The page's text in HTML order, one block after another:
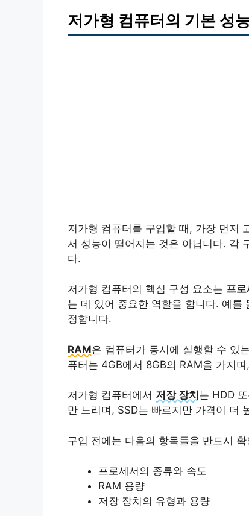
저가형 컴퓨터의 기본 성
저가형 컴퓨터를 구입할 때, 가장 먼저
서 성능이 떨어지는 것은 아닙니다. 각
다.
저가형 컴퓨터의 핵심 구성 요소는 프로
는 데 있어 중요한 역할을 합니다. 예를
정합니다.
RAM은 컴퓨터가 동시에 실행할 수 있
퓨터는 4GB에서 8GB의 RAM을 가지
저가형 컴퓨터에서 저장 장치 는 HDD
만 느리며, SSD는 빠르지만 가격이 더
구입 전에는 다음의 항목들을 반드시
프로세서의 종류와 속도
RAM 용량
저장 장치의 유형과 용량